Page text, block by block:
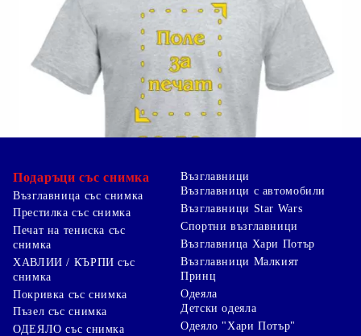
Подаръци със снимка
Възглавница със снимка
Престилка със снимка
Печат на тениска със
снимка
ХАВЛИИ / КЪРПИ със
снимка
Покривка със снимка
Пъзел със снимка
ОДЕЯЛО със снимка
Възглавници
Възглавници с автомобили
Възглавници Star Wars
Спортни възглавници
Възглавница Хари Потър
Възглавници Малкият
Принц
Одеяла
Детски одеяла
Одеяло "Хари Потър"